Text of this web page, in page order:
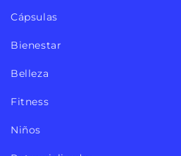
Cápsulas
Bienestar
Belleza
Fitness
Niños